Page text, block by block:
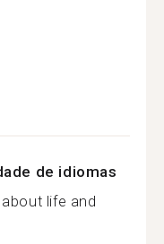
de idiomas
life and